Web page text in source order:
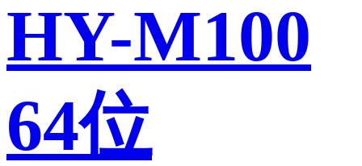
HY-M100
64位